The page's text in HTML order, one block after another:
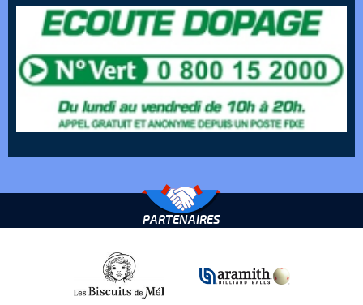
PARTENAIRES